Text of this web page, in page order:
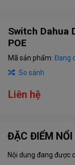
Switch Dahua
POE
Mã sản phẩm: Đang
So sánh
Liên hệ
ĐẶC ĐIỂM
Nội dung đang được